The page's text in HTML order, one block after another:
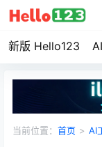
新版 Hello123
当前位置： 首页 > AI